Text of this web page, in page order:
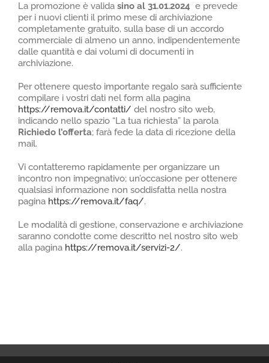
La promozione è validasino al 31.01.2024 e prevede
per i nuovi clienti il primo mese di archiviazione
completamente gratuito, sulla base di un accordo
commerciale di almeno un anno, indipendentemente
dalle quantità e dai volumi di documenti in
archiviazione.
Per ottenere questo importante regalo sarà sufficiente
compilare i vostri dati nel form alla pagina
https://remova.it/contatti/ del nostro sito web,
indicando nello spazio “La tua richiesta” la parola
Richiedo l’offerta; farà fede la data di ricezione della
mail.
Vi contatteremo rapidamente per organizzare un
incontro non impegnativo; un’occasione per ottenere
qualsiasi informazione non soddisfatta nella nostra
pagina https://remova.it/faq/.
Le modalità di gestione, conservazione e archiviazione
saranno condotte come descritto nel nostro sito web
alla pagina https://remova.it/servizi-2/.